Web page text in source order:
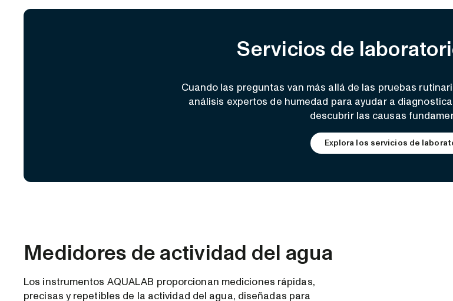
Servicios de
Cuando las preguntas van más allá de las pruebas
análisis expertos de humedad para ayudar a
descubrir las causas
Explora los servicios de
Medidores de actividad del agua
Los instrumentos AQUALAB proporcionan mediciones rápidas,
precisas y repetibles de la actividad del agua, diseñadas para